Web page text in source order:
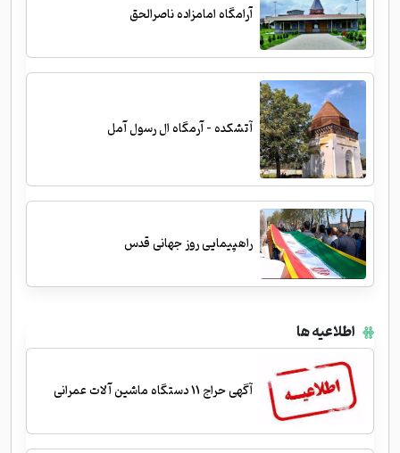
آرامگاه امامزاده ناصرالحق
آتشکده - آرمگاه ال رسول آمل
راهپیمایی روز جهانی قدس
اطلاعیه ها
آگهی حراج 11 دستگاه ماشین آلات عمرانی